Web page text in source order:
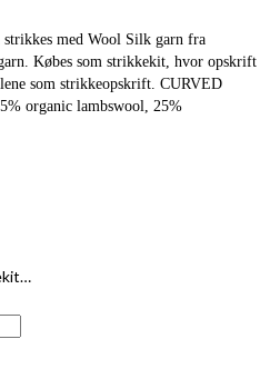
med Wool Silk garn fra
Købes som strikkekit, hvor opskrift
som strikkeopskrift. CURVED
organic lambswool, 25%